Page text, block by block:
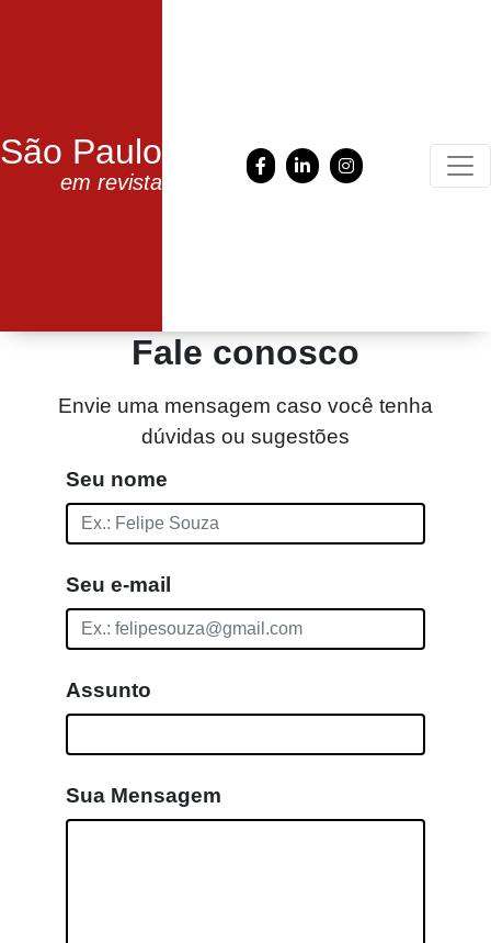
São Paulo
em revista
Fale conosco
Envie uma mensagem caso você tenha
dúvidas ou sugestões
Seu nome
Seu e-mail
Assunto
Sua Mensagem